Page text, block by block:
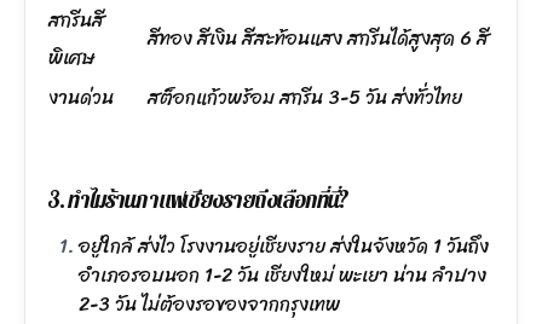
สกรีนสี
พิเศษ
สีทอง สีเงิน สีสะท้อนแสง สกรีนได้สูงสุด 6 สี
งานด่วน
สต็อกแก้วพร้อม สกรีน 3-5 วัน ส่งทั่วไทย
3. ทำไมร้านกาแฟเชียงรายถึงเลือกที่นี่?
อยู่ใกล้ ส่งไว โรงงานอยู่เชียงราย ส่งในจังหวัด 1 วันถึง
อำเภอรอบนอก 1-2 วัน เชียงใหม่ พะเยา น่าน ลำปาง
2-3 วัน ไม่ต้องรอของจากกรุงเทพ